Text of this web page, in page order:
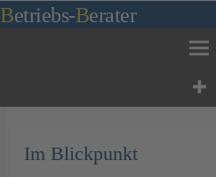
Zum
Inhalt
Betriebs-Berater
Im Blickpunkt